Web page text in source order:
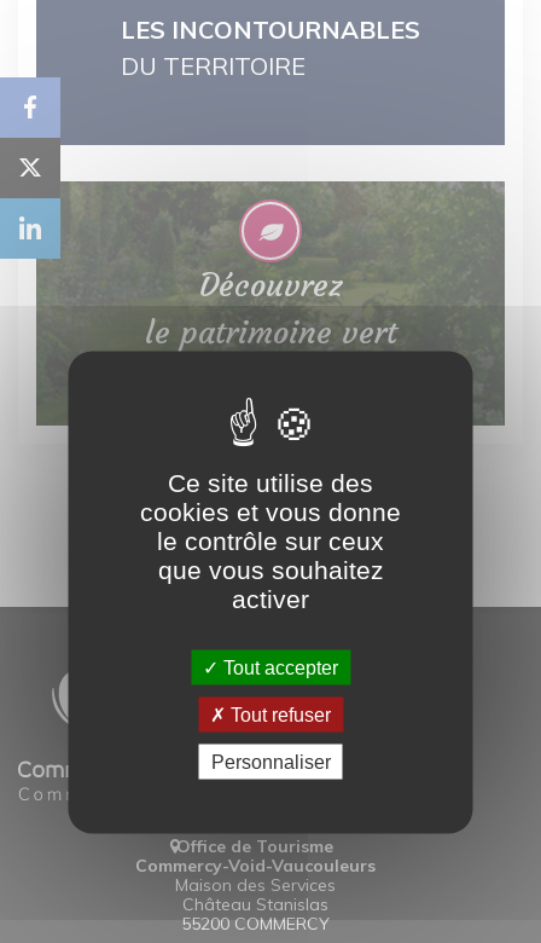
LES INCONTOURNABLES
DU TERRITOIRE
Découvrez
le patrimoine vert
Office de Tourisme
Commercy-Void-Vaucouleurs
Maison des Services
Château Stanislas
55200 COMMERCY
Ce site utilise des
cookies et vous donne
le contrôle sur ceux
que vous souhaitez
activer
Tout accepter
Tout refuser
Personnaliser